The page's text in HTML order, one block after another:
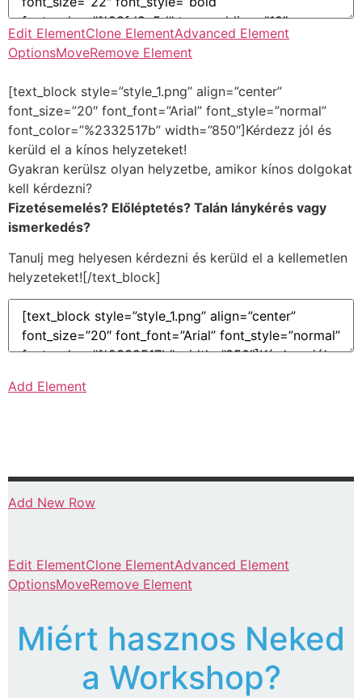
Edit ElementClone ElementAdvanced Element
OptionsMoveRemove Element
[text_block style=”style_1.png” align=”center”
font_size=”20″ font_font=”Arial” font_style=”normal”
font_color=”%2332517b” width=”850″]Kérdezz jól és
kerüld el a kínos helyzeteket!
Gyakran kerülsz olyan helyzetbe, amikor kínos dolgokat
kell kérdezni?
Fizetésemelés? Előléptetés? Talán lánykérés vagy
ismerkedés?
Tanulj meg helyesen kérdezni és kerüld el a kellemetlen
helyzeteket![/text_block]
Add Element
Add New Row
Edit ElementClone ElementAdvanced Element
OptionsMoveRemove Element
Miért hasznos Neked
a Workshop?